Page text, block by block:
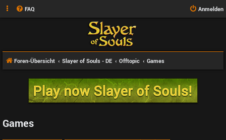
FAQ Anmelden
Foren-Übersicht Slayer of Souls - DE Offtopic Games
Games